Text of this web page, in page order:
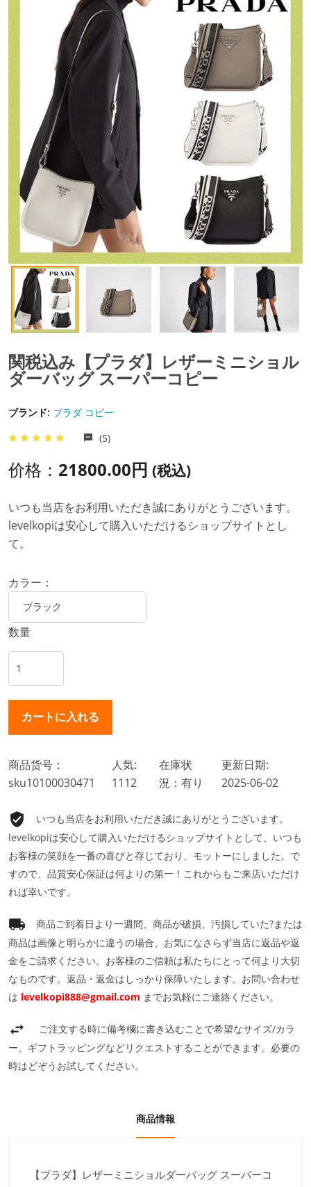
関税込み【プラダ】レザーミニショル
ダーバッグ スーパーコピー
ブランド: プラダ コピー
(5)
价格： 21800.00円 (税込)
いつも当店をお利用いただき誠にありがとうございます。
levelkopiは安心して購入いただけるショップサイトとし
て。
カラー：
数量
商品货号：
sku10100030471
人気:
1112
在庫状
況：有り
更新日期:
2025-06-02
いつも当店をお利用いただき誠にありがとうございます。
levelkopiは安心して購入いただけるショップサイトとして、いつも
お客様の笑顔を一番の喜びと存じており、モットーにしました。で
すので、品質安心保証は何よりの第一！これからもご来店いただけ
れば幸いです。
商品ご到着日より一週間、商品が破損、汚損していた?または
商品は画像と明らかに違うの場合、お気になさらず当店に返品や返
金をご請求ください。お客様のご信頼は私たちにとって何より大切
なものです。返品・返金はしっかり保障いたします。お問い合わせ
は levelkopi888@gmail.com までお気軽にご連絡ください。
ご注文する時に備考欄に書き込むことで希望なサイズ/カラ
ー、ギフトラッピングなどリクエストすることができます。必要の
時はどぞうお試してください。
商品情報
【プラダ】レザーミニショルダーバッグ スーパーコ